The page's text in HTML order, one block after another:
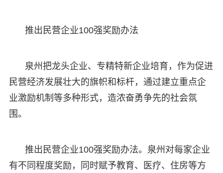
推出民营企业100强奖励办法
泉州把龙头企业、专精特新企业培育，作为促进
民营经济发展壮大的旗帜和标杆，通过建立重点企
业激励机制等多种形式，造浓奋勇争先的社会氛
围。
推出民营企业100强奖励办法。泉州对每家企业
有不同程度奖励，同时赋予教育、医疗、住房等方